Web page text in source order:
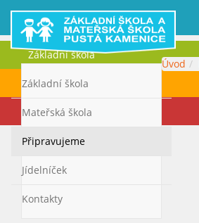
Základní škola
Mateřská škola
Kontakty
Základní škola
Mateřská škola
Připravujeme
Jídelníček
Kontakty
Úvod